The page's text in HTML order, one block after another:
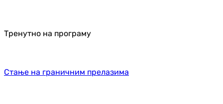
Тренутно на програму
Стање на граничним прелазима